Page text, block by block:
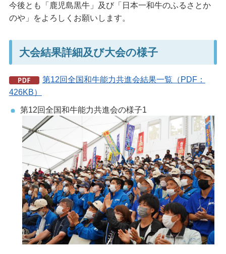
今後とも「鹿児島黒牛」及び「日本一和牛のふるさとか
のや」をよろしくお願いします。
大会結果詳細及び大会の様子
第12回全国和牛能力共進会結果一覧（PDF：
426KB）
第12回全国和牛能力共進会の様子1